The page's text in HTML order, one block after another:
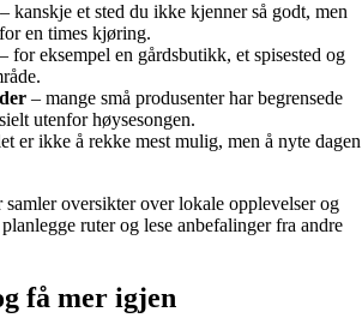
– kanskje et sted du ikke kjenner så godt, men
en times kjøring.
– for eksempel en gårdsbutikk, et spisested og
– mange små produsenter har begrensede
utenfor høysesongen.
er ikke å rekke mest mulig, men å nyte dagen
samler oversikter over lokale opplevelser og
ruter og lese anbefalinger fra andre
få mer igjen